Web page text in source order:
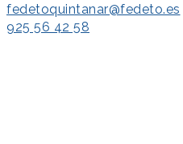
fedetoquintanar@fedeto.es
925 56 42 58